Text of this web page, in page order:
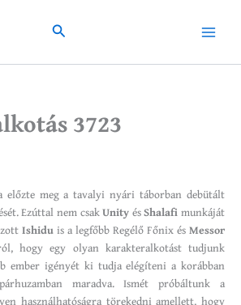
Search
Main
3723
előzte meg a tavalyi nyári táborban debütált
Ezúttal nem csakUnity ésShalafi munkáját
Ishidu is a legfőbb Regélő Főnix és Messor
hogy egy olyan karakteralkotást tudjunk
ember igényét ki tudja elégíteni a korábban
maradva. Ismét próbáltunk a
használhatóságra törekedni amellett, hogy